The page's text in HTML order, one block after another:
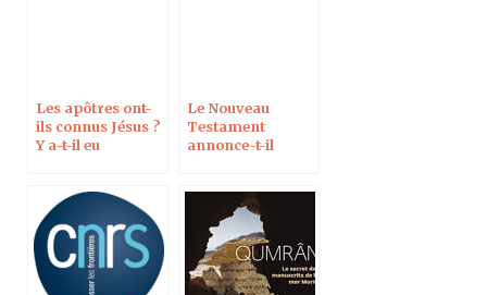
Les apôtres ont-
ils connus Jésus ?
Y a-t-il eu
Le Nouveau
Testament
annonce-t-il